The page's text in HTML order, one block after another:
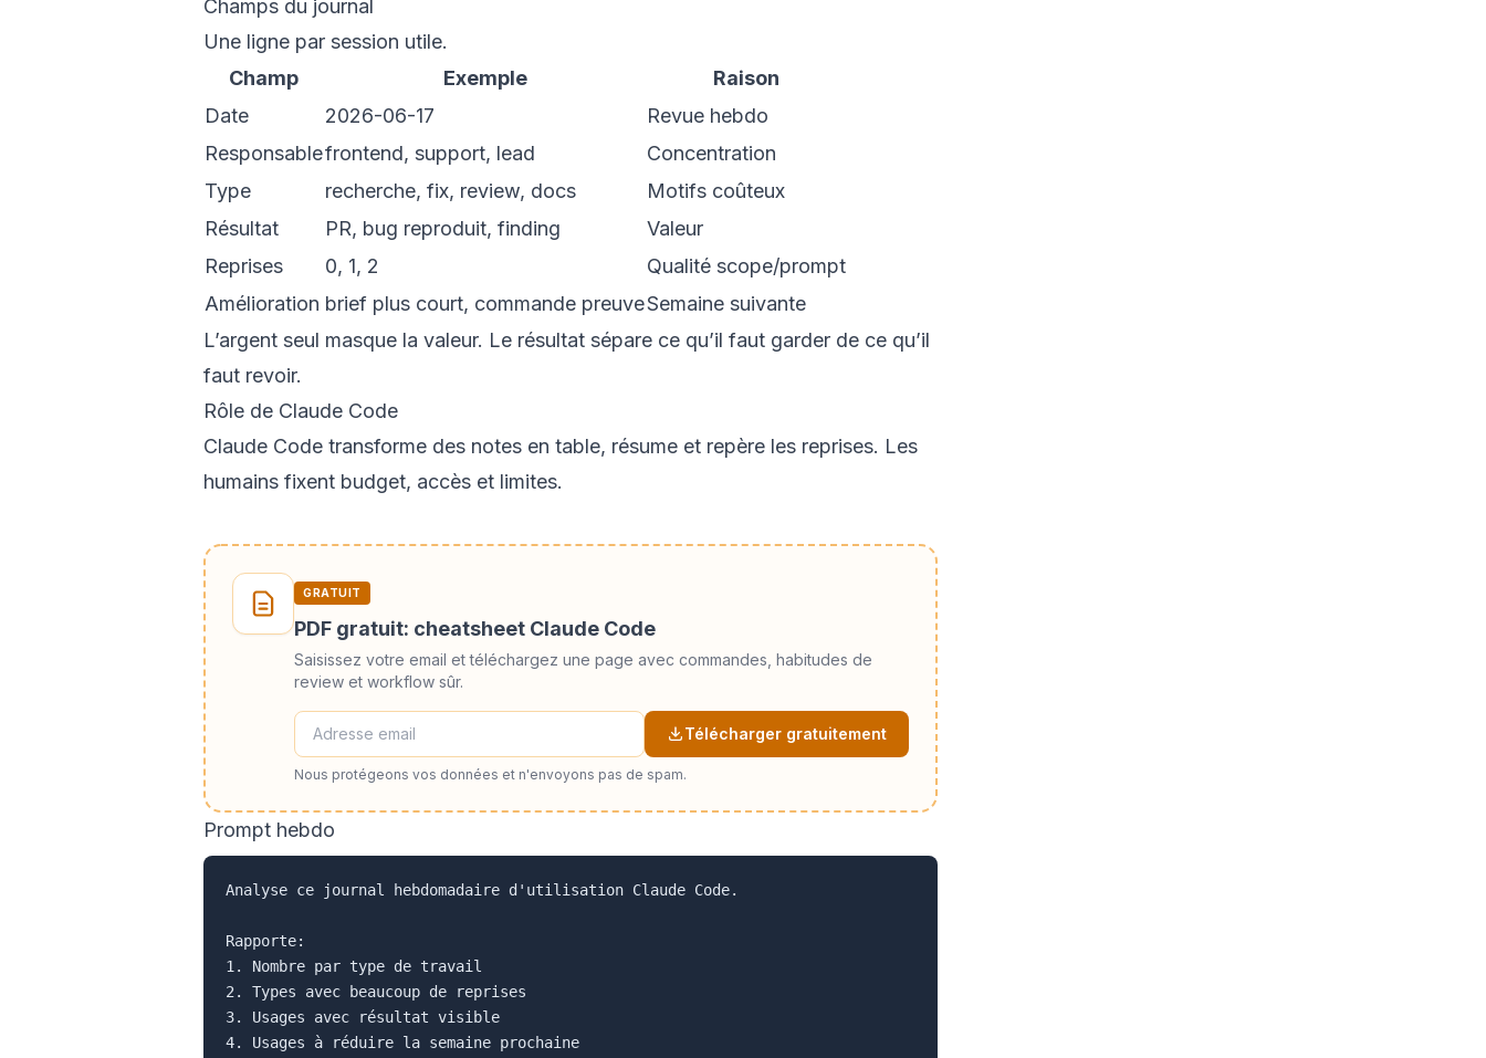
Champs du journal
Une ligne par session utile.
Champ
Exemple
Raison
Date
2026-06-17
Revue hebdo
Responsablefrontend, support, lead
Concentration
Type
recherche, fix, review, docs
Motifs coûteux
Résultat
PR, bug reproduit, finding
Valeur
Reprises
0, 1, 2
Qualité scope/prompt
Amélioration brief plus court, commande preuveSemaine suivante
L’argent seul masque la valeur. Le résultat sépare ce qu’il faut garder de ce qu’il
faut revoir.
Rôle de Claude Code
Claude Code transforme des notes en table, résume et repère les reprises. Les
humains fixent budget, accès et limites.
GRATUIT
PDF gratuit: cheatsheet Claude Code
Saisissez votre email et téléchargez une page avec commandes, habitudes de
review et workflow sûr.
Télécharger gratuitement
Nous protégeons vos données et n'envoyons pas de spam.
Prompt hebdo
Analyse ce journal hebdomadaire d'utilisation Claude Code.
Rapporte:
1. Nombre par type de travail
2. Types avec beaucoup de reprises
3. Usages avec résultat visible
4. Usages à réduire la semaine prochaine